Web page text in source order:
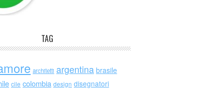
TAG
architetti argentina brasile
cile colombia design disegnatori